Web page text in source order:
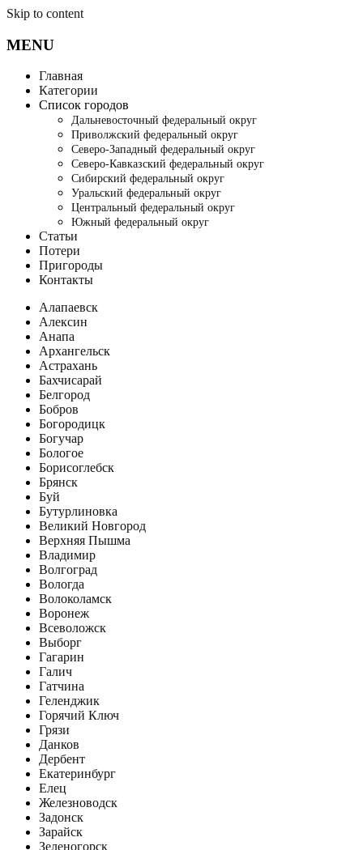
Skip to content
MENU
Главная
Категории
Список городов
Дальневосточный федеральный округ
Приволжский федеральный округ
Северо-Западный федеральный округ
Северо-Кавказский федеральный округ
Сибирский федеральный округ
Уральский федеральный округ
Центральный федеральный округ
Южный федеральный округ
Статьи
Потери
Пригороды
Контакты
Алапаевск
Алексин
Анапа
Архангельск
Астрахань
Бахчисарай
Белгород
Бобров
Богородицк
Богучар
Бологое
Борисоглебск
Брянск
Буй
Бутурлиновка
Великий Новгород
Верхняя Пышма
Владимир
Волгоград
Вологда
Волоколамск
Воронеж
Всеволожск
Выборг
Гагарин
Галич
Гатчина
Геленджик
Горячий Ключ
Грязи
Данков
Дербент
Екатеринбург
Елец
Железноводск
Задонск
Зарайск
Зеленогорск